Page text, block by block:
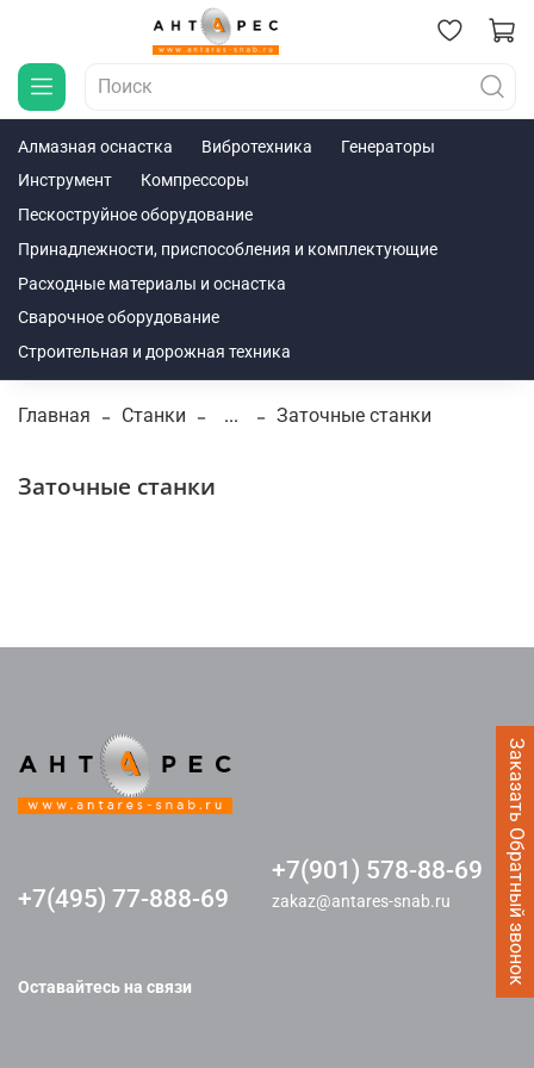
Заказать Обратный звонок
Алмазная оснастка Вибротехника
Генераторы
Инструмент
Компрессоры
Пескоструйное оборудование
Принадлежности, приспособления и комплектующие
Расходные материалы и оснастка
Сварочное оборудование
Строительная и дорожная техника
Главная Станки ... Заточные станки
Заточные станки
+7(495) 77-888-69
+7(901) 578-88-69
zakaz@antares-snab.ru
Оставайтесь на связи